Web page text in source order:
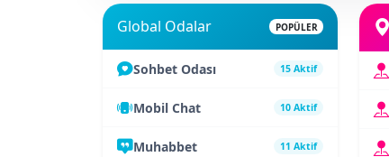
Global Odalar POPÜLER
Sohbet Odası 15 Aktif
Mobil Chat 10 Aktif
Muhabbet 11 Aktif